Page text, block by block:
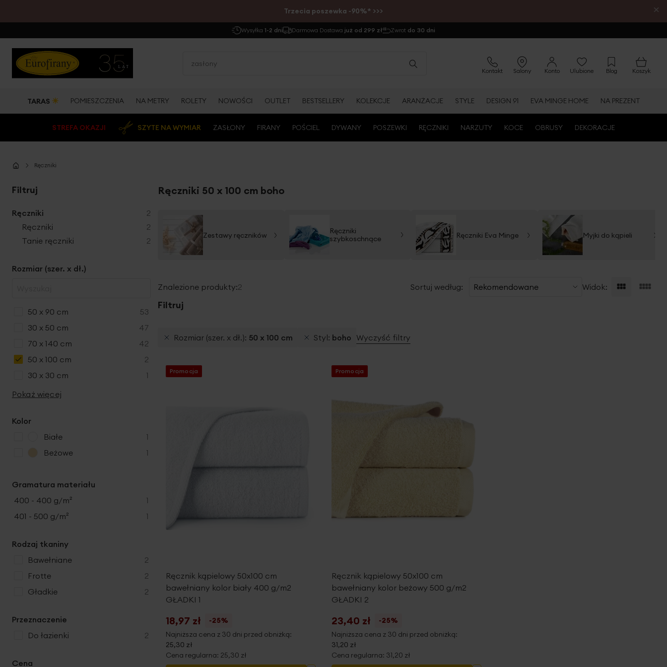
Trzecia poszewka -90%* >>> ×
Wysyłka 1-2 dni Darmowa Dostawa już od 299 zł Zwrot do 30 dni
Kontakt Salony Konto Ulubione Blog Koszyk
TARAS ☀ POMIESZCZENIA NA METRY ROLETY NOWOŚCI OUTLET BESTSELLERY KOLEKCJE ARANŻACJE STYLE DESIGN 91 EVA MINGE HOME NA PREZENT
STREFA OKAZJI SZYTE NA WYMIAR ZASŁONY FIRANY POŚCIEL DYWANY POSZEWKI RĘCZNIKI NARZUTY KOCE OBRUSY DEKORACJE
Ręczniki
Ręczniki 50 x 100 cm boho
Zestawy ręczników
Ręczniki
szybkoschnące
Ręczniki Eva Minge Myjki do kąpieli
Znalezione produkty:2 Sortuj według: Widok:
Filtruj
Rozmiar (szer. x dł.) 50 x 100 cm Styl boho Wyczyść filtry
Promocja
Ręcznik kąpielowy 50x100 cm
bawełniany kolor biały 400 g/m2
GŁADKI 1
18,97 zł
-25%
Najniższa cena z 30 dni przed obniżką:
25,30 zł
Cena regularna: 25,30 zł
Promocja
Ręcznik kąpielowy 50x100 cm
bawełniany kolor beżowy 500 g/m2
GŁADKI 2
23,40 zł
-25%
Najniższa cena z 30 dni przed obniżką:
31,20 zł
Cena regularna: 31,20 zł
Filtruj
Ręczniki 2
produkty
Ręczniki
2
produkty
Tanie ręczniki
2
produkty
Rozmiar (szer. x dł.)
50 x 90 cm 53
produkty
30 x 50 cm
47
produkty
70 x 140 cm
42
produkty
50 x 100 cm
2
produkty
30 x 30 cm
1produkt
Pokaż więcej
Kolor
Białe
1
p
r
u
k
Beżowe 1
p
d
u
k
Gramatura materiału
400 - 400 g/m²
1produkt
401 - 500 g/m²
1produkt
Rodzaj tkaniny
bawełniane
2
produkty
frotte
2
produkty
gładkie
2
produkty
Przeznaczenie
do łazienki
2
produkty
Cena